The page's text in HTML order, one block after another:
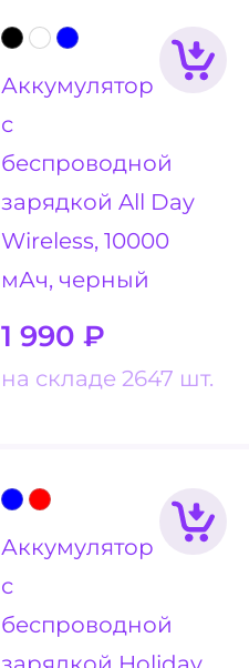
Аккумулятор
с
беспроводной
зарядкой All Day
Wireless, 10000
мАч, черный
1 990 ₽
на складе 2647 шт.
Аккумулятор
с
беспроводной